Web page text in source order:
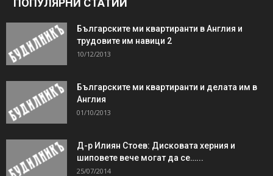
ПОПУЛЯРНИ СТАТИИ
Българските ми квартиранти в Англия и
трудовите им навици 2
10/12/2013
Българските ми квартиранти и делата им в
Англия
01/10/2013
Д-р Илиян Стоев: Дисковата херния и
шиповете вече могат да се…...
25/07/2014